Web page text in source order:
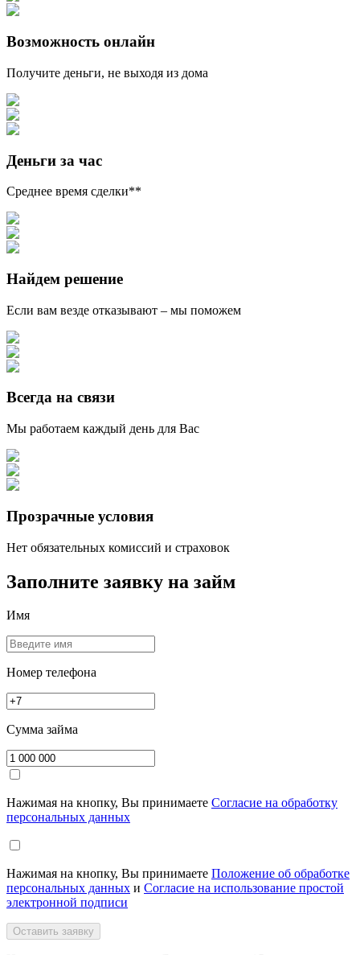
Возможность онлайн
Получите деньги, не выходя из дома
Деньги за час
Среднее время сделки**
Найдем решение
Если вам везде отказывают – мы поможем
Всегда на связи
Мы работаем каждый день для Вас
Прозрачные условия
Нет обязательных комиссий и страховок
Заполните заявку на займ
Имя
Номер телефона
Сумма займа
Нажимая на кнопку, Вы принимаете Согласие на обработку
персональных данных
Нажимая на кнопку, Вы принимаете Положение об обработке
персональных данных и Согласие на использование простой
электронной подписи
Оставить заявку